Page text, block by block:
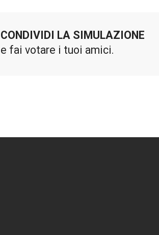
CONDIVIDI LA SIMULAZIONE
e fai votare i tuoi amici.